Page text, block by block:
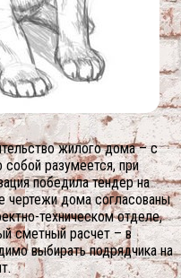
жилого дома – с
разумеется, при
победила тендер на
чертежи дома согласованы
техническом отделе,
сметный расчет – в
выбирать подрядчика на